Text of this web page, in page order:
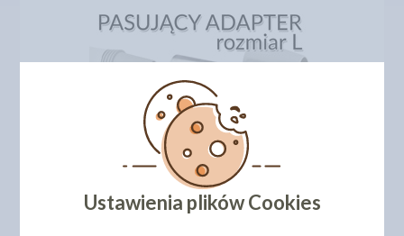
DODAJ SWOJĄ OPINIĘ
PRODUKTY PODOBNE
Ustawienia plików Cookies